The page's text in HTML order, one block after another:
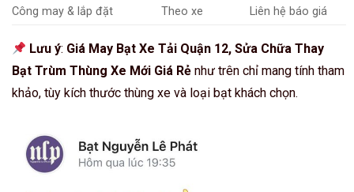
Công may & lắp đặt
Theo xe Liên hệ báo giá
Lưu ý: Giá May Bạt Xe Tải Quận 12, Sửa Chữa Thay
Bạt Trùm Thùng Xe Mới Giá Rẻ như trên chỉ mang tính tham
khảo, tùy kích thước thùng xe và loại bạt khách chọn.